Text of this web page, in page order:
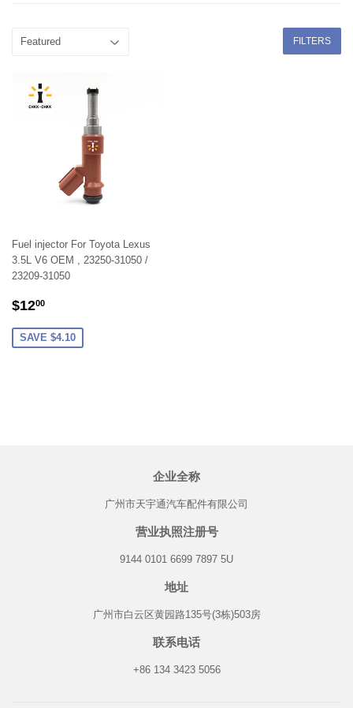
FILTERS
Fuel injector For Toyota Lexus
3.5L V6 OEM , 23250-31050 /
23209-31050
SALE
$1200
SAVE $4.10
企业全称
广州市天宇通汽车配件有限公司
营业执照注册号
9144 0101 6699 7897 5U
地址
广州市白云区黄园路135号(3栋)503房
联系电话
+86 134 3423 5056